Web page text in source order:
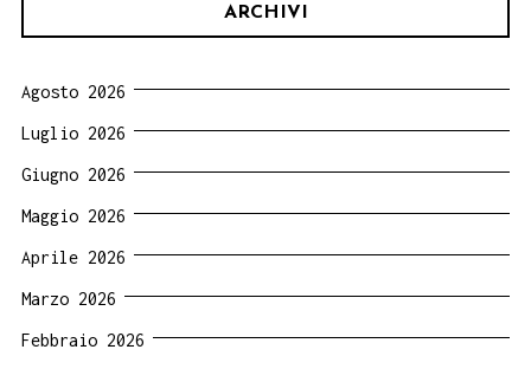
ARCHIVI
Agosto 2026
Luglio 2026
Giugno 2026
Maggio 2026
Aprile 2026
Marzo 2026
Febbraio 2026